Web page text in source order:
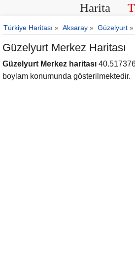
Harita
Türkiye Haritası » Aksaray » Güzelyurt »
Güzelyurt Merkez Haritası
Güzelyurt Merkez haritası
boylam konumunda gösterilmektedir.